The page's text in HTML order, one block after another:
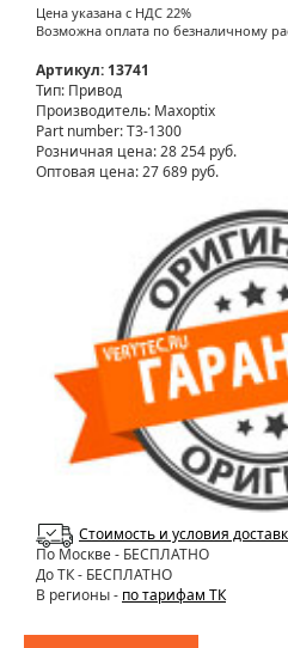
Цена указана с НДС 22%
Возможна оплата по безналичному
Артикул: 13741
Тип: Привод
Производитель: Maxoptix
Part number: T3-1300
Розничная цена:28 254 руб.
Оптовая цена: 27 689 руб.
Стоимость и условия
По Москве- БЕСПЛАТНО
До ТК - БЕСПЛАТНО
В регионы - по тарифам ТК